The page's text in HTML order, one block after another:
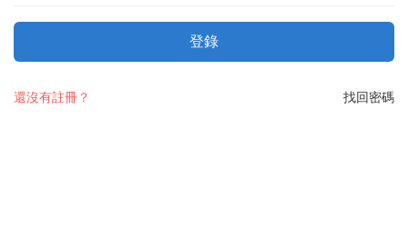
登錄
找回密碼
還沒有註冊？